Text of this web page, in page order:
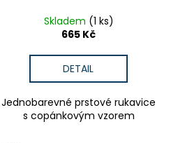
Skladem (1 ks)
665 Kč
DETAIL
Jednobarevné prstové rukavice
s copánkovým vzorem